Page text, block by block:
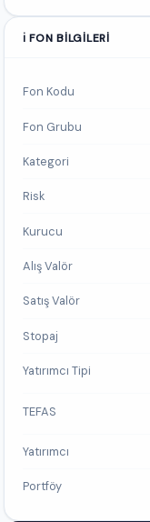
ℹ️ FON BILGILERI
Fon Kodu
Fon Grubu
Kategori
Risk
Kurucu
Alış Valör
Satış Valör
Stopaj
Yatırımcı Tipi
TEFAS
Yatırımcı
Portföy